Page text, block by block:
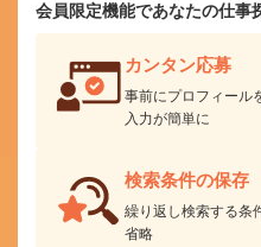
会員限定機能であなたの仕事
カンタン応募
事前にプロフィール
入力が簡単に
検索条件の保存
繰り返し検索する条
省略